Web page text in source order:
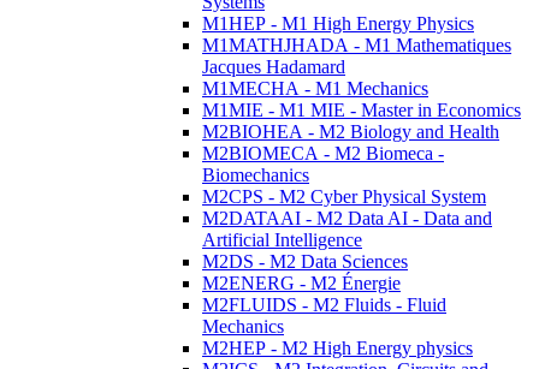
M1HEP - M1 High Energy Physics
M1MATHJHADA - M1 Mathematiques
Jacques Hadamard
M1MECHA - M1 Mechanics
M1MIE - M1 MIE - Master in Economics
M2BIOHEA - M2 Biology and Health
M2BIOMECA - M2 Biomeca -
Biomechanics
M2CPS - M2 Cyber Physical System
M2DATAAI - M2 Data AI - Data and
Artificial Intelligence
M2DS - M2 Data Sciences
M2ENERG - M2 Énergie
M2FLUIDS - M2 Fluids - Fluid
Mechanics
M2HEP - M2 High Energy physics